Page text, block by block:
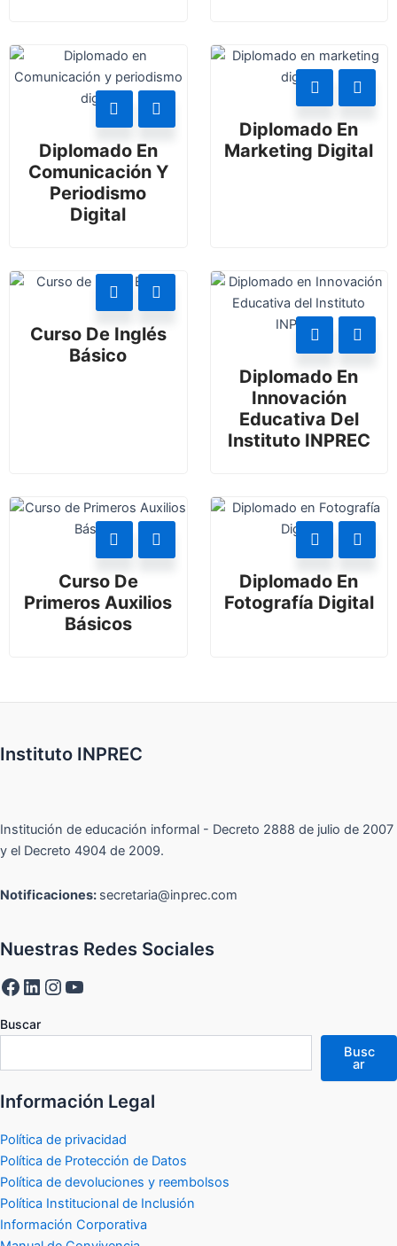
Diplomado En
Comunicación Y
Periodismo
Digital
Diplomado En
Marketing Digital
Curso De Inglés
Básico
Diplomado En
Innovación
Educativa Del
Instituto INPREC
Curso De
Primeros Auxilios
Básicos
Diplomado En
Fotografía Digital
Instituto INPREC
Institución de educación informal - Decreto 2888 de julio de 2007
y el Decreto 4904 de 2009.
Notificaciones: secretaria@inprec.com
Nuestras Redes Sociales
Buscar
Busc
ar
Información Legal
Política de privacidad
Política de Protección de Datos
Política de devoluciones y reembolsos
Política Institucional de Inclusión
Información Corporativa